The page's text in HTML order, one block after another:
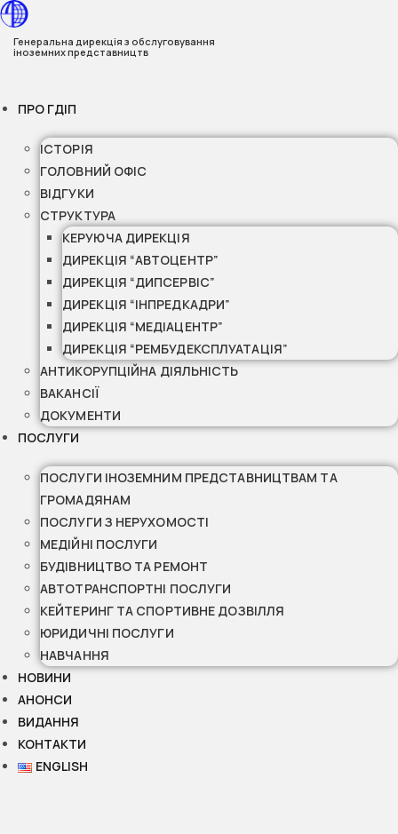
Перейти
до
вмісту
Генеральна дирекція з обслуговування
іноземних представництв
ПРО ГДІП
ІСТОРІЯ
ГОЛОВНИЙ ОФІС
ВІДГУКИ
СТРУКТУРА
КЕРУЮЧА ДИРЕКЦІЯ
ДИРЕКЦІЯ “АВТОЦЕНТР”
ДИРЕКЦІЯ “ДИПСЕРВІС”
ДИРЕКЦІЯ “ІНПРЕДКАДРИ”
ДИРЕКЦІЯ “МЕДІАЦЕНТР”
ДИРЕКЦІЯ “РЕМБУДЕКСПЛУАТАЦІЯ”
АНТИКОРУПЦІЙНА ДІЯЛЬНІСТЬ
ВАКАНСІЇ
ДОКУМЕНТИ
ПОСЛУГИ
ПОСЛУГИ ІНОЗЕМНИМ ПРЕДСТАВНИЦТВАМ ТА
ГРОМАДЯНАМ
ПОСЛУГИ З НЕРУХОМОСТІ
МЕДІЙНІ ПОСЛУГИ
БУДІВНИЦТВО ТА РЕМОНТ
АВТОТРАНСПОРТНІ ПОСЛУГИ
КЕЙТЕРИНГ ТА СПОРТИВНЕ ДОЗВІЛЛЯ
ЮРИДИЧНІ ПОСЛУГИ
НАВЧАННЯ
НОВИНИ
АНОНСИ
ВИДАННЯ
КОНТАКТИ
ENGLISH